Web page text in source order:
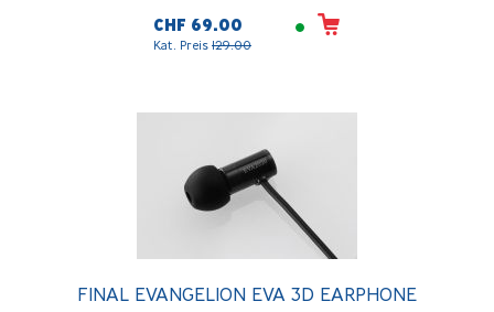
Stunden Akkulaufzeit, Bluetooth 5.2, IPX4, aptX mit
hervorragender Klangqualität und stabiler Verbindung,
Weiss
CHF 69.00
Kat. Preis 129.00
FINAL EVANGELION EVA 3D EARPHONE